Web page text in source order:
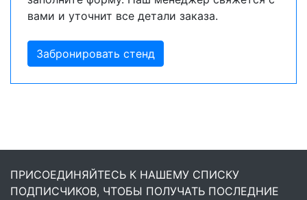
вами и уточнит все детали заказа.
Забронировать стенд
ПРИСОЕДИНЯЙТЕСЬ К НАШЕМУ СПИСКУ
ПОДПИСЧИКОВ, ЧТОБЫ ПОЛУЧАТЬ ПОСЛЕДНИЕ